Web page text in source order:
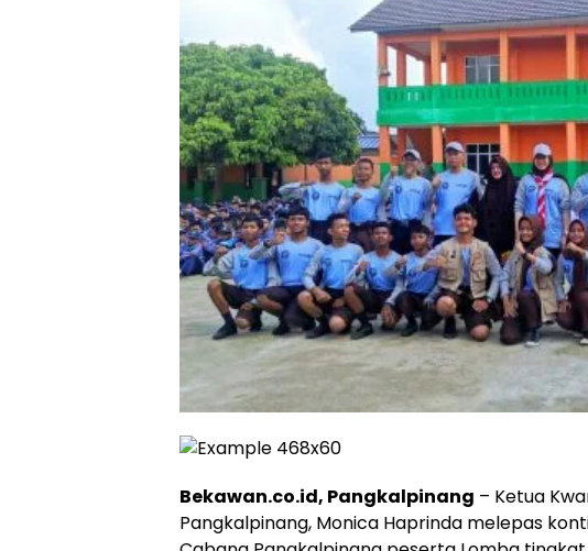
Bekawan.co.id, Pangkalpinang – Ketua
Pangkalpinang, Monica Haprinda melepas